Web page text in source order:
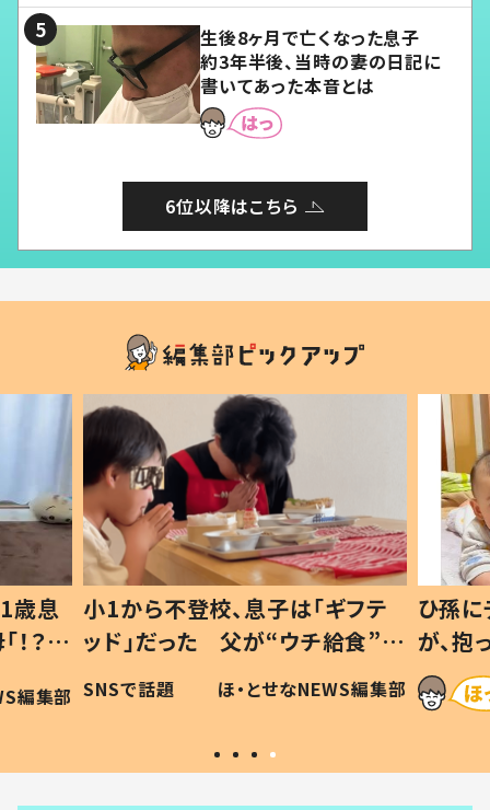
生後8ヶ月で亡くなった息子
約3年半後、当時の妻の日記に
書いてあった本音とは
6位以降はこちら
歳息
？」
編集部
小1から不登校、息子は「ギフテ
ッド」だった 父が“ウチ給食”を
作り続ける理由とは #令和の親
#令和の子
SNSで話題 ほ・とせなNEWS編集部
ひ孫
が、
「涙が
い」